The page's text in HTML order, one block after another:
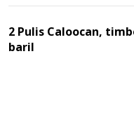
2 Pulis Caloocan,
baril